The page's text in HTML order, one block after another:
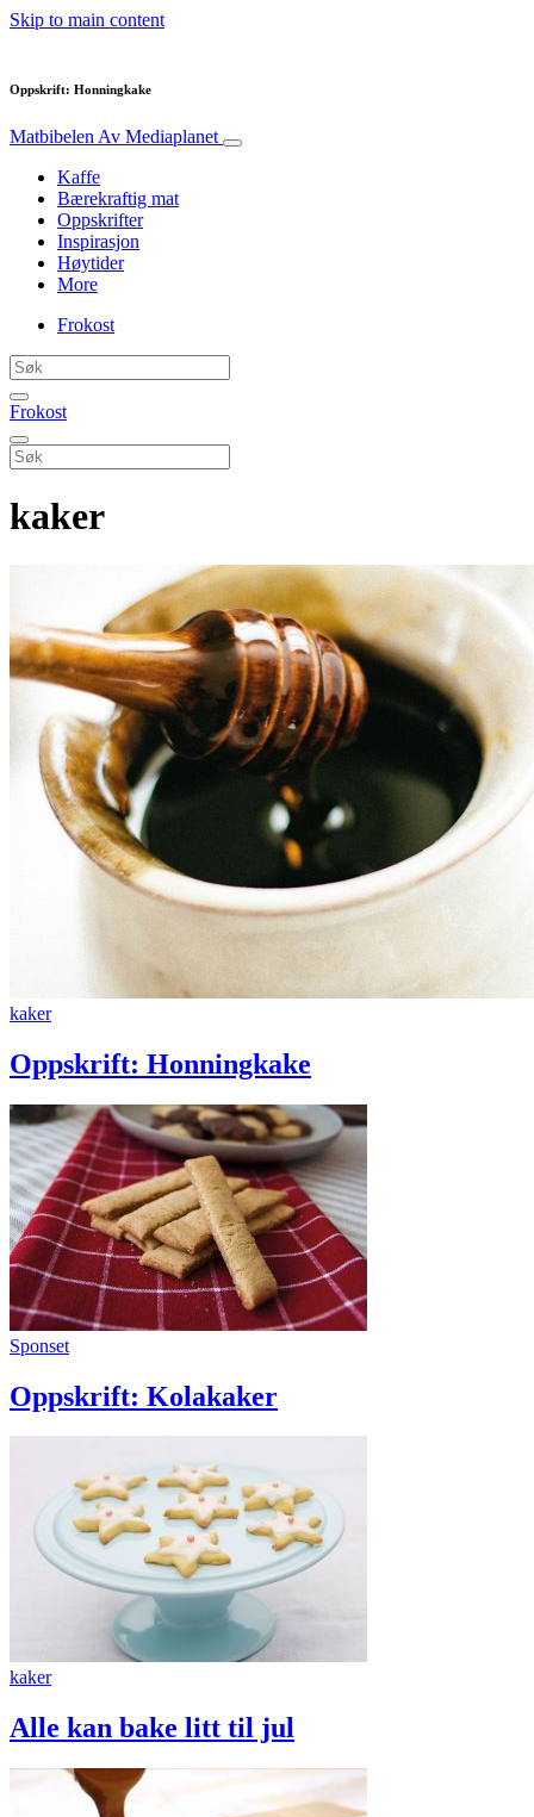
Skip to main content
Oppskrift: Honningkake
Matbibelen Av Mediaplanet
Kaffe
Bærekraftig mat
Oppskrifter
Inspirasjon
Høytider
More
Frokost
Frokost
kaker
kaker
Oppskrift: Honningkake
Sponset
Oppskrift: Kolakaker
kaker
Alle kan bake litt til jul